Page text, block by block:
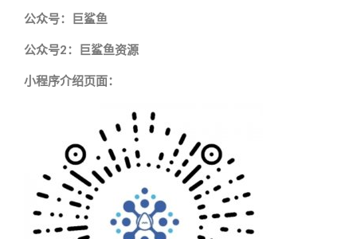
公众号：巨鲨鱼
公众号2：巨鲨鱼资源
小程序介绍页面：